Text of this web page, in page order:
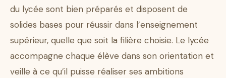
du lycée sont bien préparés et disposent de
solides bases pour réussir dans l’enseignement
supérieur, quelle que soit la filière choisie. Le lycée
accompagne chaque élève dans son orientation et
veille à ce qu’il puisse réaliser ses ambitions